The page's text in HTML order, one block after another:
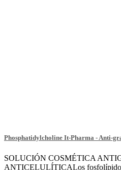
Phosphatidylcholine It-Pharma - Anti-
SOLUCIÓN COSMÉTICA
ANTICELULÍTICALos